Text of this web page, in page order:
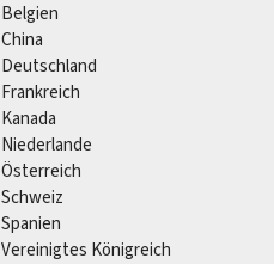
Belgien
China
Deutschland
Frankreich
Kanada
Niederlande
Österreich
Schweiz
Spanien
Vereinigtes Königreich